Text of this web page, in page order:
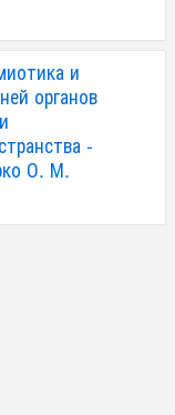
и
органов
-
О. М.